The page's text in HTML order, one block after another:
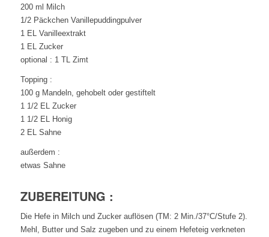
200 ml Milch
1/2 Päckchen Vanillepuddingpulver
1 EL Vanilleextrakt
1 EL Zucker
optional : 1 TL Zimt
Topping :
100 g Mandeln, gehobelt oder gestiftelt
1 1/2 EL Zucker
1 1/2 EL Honig
2 EL Sahne
außerdem :
etwas Sahne
ZUBEREITUNG :
Die Hefe in Milch und Zucker auflösen (TM: 2 Min./37°C/Stufe 2).
Mehl, Butter und Salz zugeben und zu einem Hefeteig verkneten